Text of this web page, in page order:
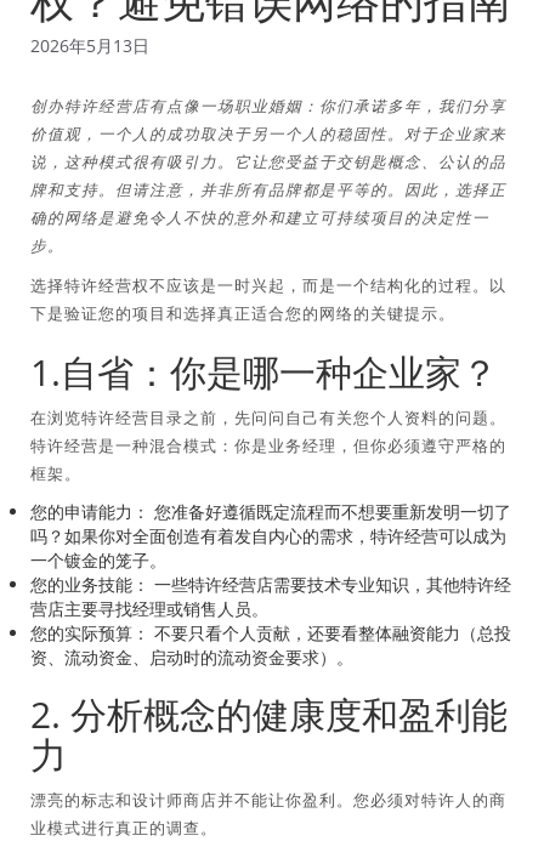
2026年5月13日
创办特许经营店有点像一场职业婚姻：你们承诺多年，我们分享
价值观，一个人的成功取决于另一个人的稳固性。对于企业家来
说，这种模式很有吸引力。它让您受益于交钥匙概念、公认的品
牌和支持。但请注意，并非所有品牌都是平等的。因此，选择正
确的网络是避免令人不快的意外和建立可持续项目的决定性一
步。
选择特许经营权不应该是一时兴起，而是一个结构化的过程。以
下是验证您的项目和选择真正适合您的网络的关键提示。
1.自省：你是哪一种企业家？
在浏览特许经营目录之前，先问问自己有关您个人资料的问题。
特许经营是一种混合模式：你是业务经理，但你必须遵守严格的
框架。
您的申请能力： 您准备好遵循既定流程而不想要重新发明一切了
吗？如果你对全面创造有着发自内心的需求，特许经营可以成为
一个镀金的笼子。
您的业​​务技能： 一些特许经营店需要技术专业知识，其他特许经
营店主要寻找经理或销售人员。
您的实际预算： 不要只看个人贡献，还要看整体融资能力（总投
资、流动资金、启动时的流动资金要求）。
2. 分析概念的健康度和盈利能
力
漂亮的标志和设计师商店并不能让你盈利。您必须对特许人的商
业模式进行真正的调查。